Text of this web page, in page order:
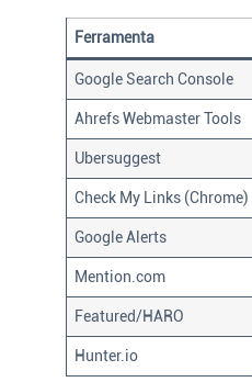
Ferramenta
Google Search Console
Ahrefs Webmaster Tools
Ubersuggest
Check My Links (Chrome)
Google Alerts
Mention.com
Featured/HARO
Hunter.io